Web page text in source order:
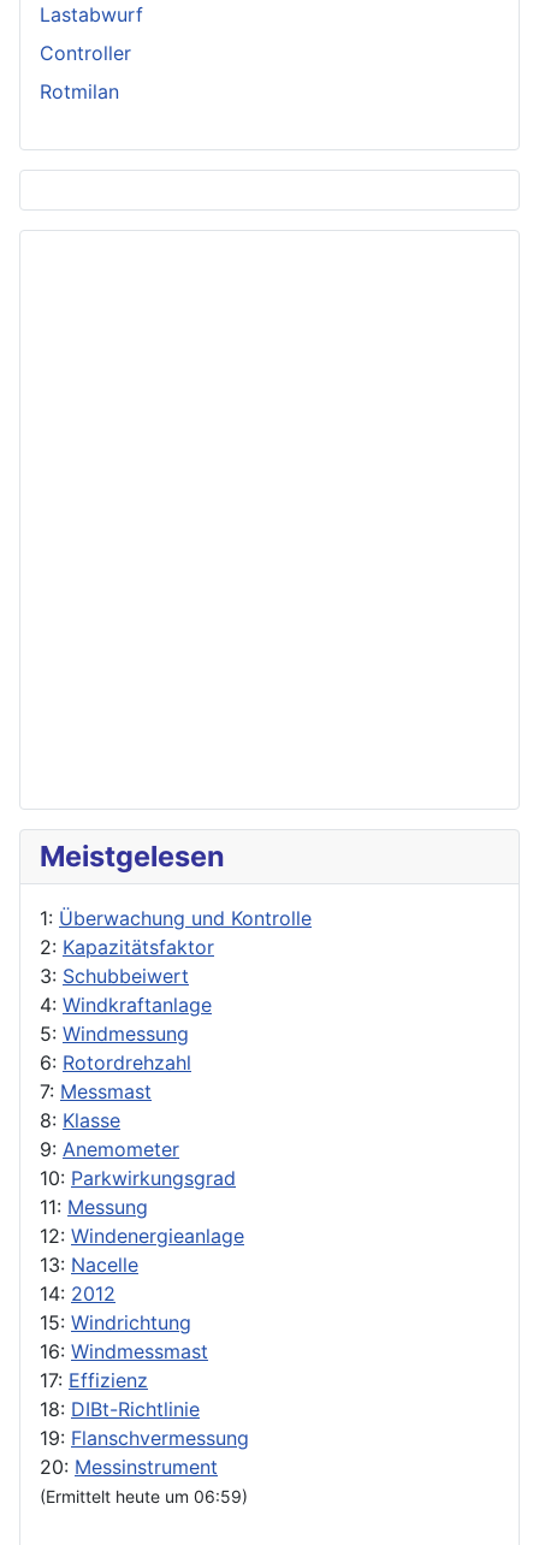
Lastabwurf
Controller
Rotmilan
Meistgelesen
1: Überwachung und Kontrolle
2: Kapazitätsfaktor
3: Schubbeiwert
4: Windkraftanlage
5: Windmessung
6: Rotordrehzahl
7: Messmast
8: Klasse
9: Anemometer
10: Parkwirkungsgrad
11: Messung
12: Windenergieanlage
13: Nacelle
14: 2012
15: Windrichtung
16: Windmessmast
17: Effizienz
18: DIBt-Richtlinie
19: Flanschvermessung
20: Messinstrument
(Ermittelt heute um 06:59)